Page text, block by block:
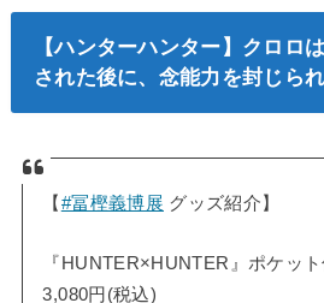
【ハンターハンター】クロロ
された後に、念能力を封じら
【 #冨樫義博展 グッズ紹介】
『HUNTER×HUNTER』ポケッ
3,080円(税込)